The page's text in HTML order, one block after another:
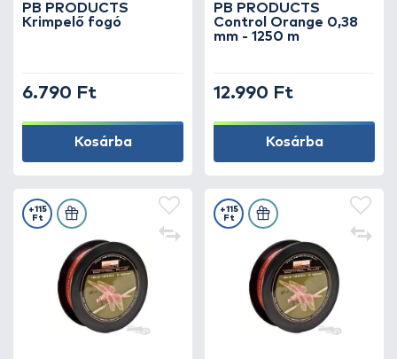
PB PRODUCTS
Krimpelő fogó
6.790 Ft
Kosárba
PB PRODUCTS
Control Orange 0,38
mm - 1250 m
12.990 Ft
Kosárba
+115
Ft
+115
Ft